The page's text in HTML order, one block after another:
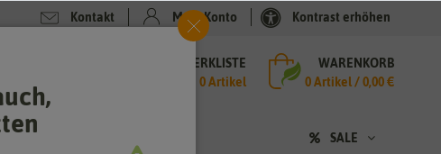
Kontakt Mein Konto Kontrast erhöhen
MERKLISTE
0 Artikel
WARENKORB
0Artikel /0,00 €
SALE